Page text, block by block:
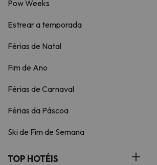
Pow Weeks
Estrear a temporada
Férias de Natal
Fim de Ano
Férias de Carnaval
Férias da Páscoa
Ski de Fim de Semana
TOP HOTÉIS